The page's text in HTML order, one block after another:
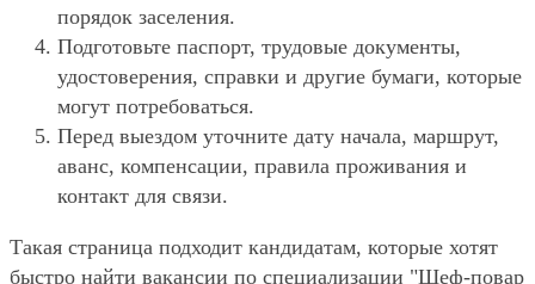
порядок заселения.
Подготовьте паспорт, трудовые документы,
удостоверения, справки и другие бумаги, которые
могут потребоваться.
Перед выездом уточните дату начала, маршрут,
аванс, компенсации, правила проживания и
контакт для связи.
Такая страница подходит кандидатам, которые хотят
быстро найти вакансии по специализации "Шеф-повар